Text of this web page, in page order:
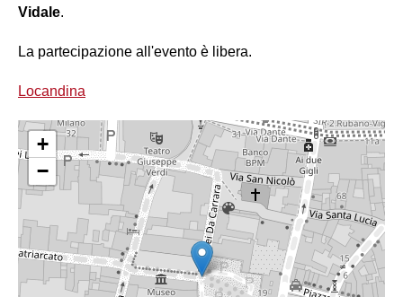
Vidale.
La partecipazione all'evento è libera.
Locandina
+
−